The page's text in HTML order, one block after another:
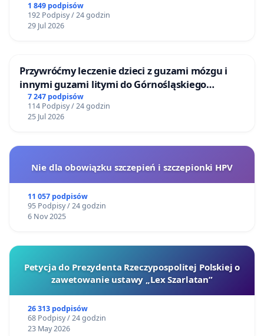
1 849 podpisów
192 Podpisy / 24 godzin
29 Jul 2026
Przywróćmy leczenie dzieci z guzami mózgu i
innymi guzami litymi do Górnośląskiego
Centrum Zdrowia Dziecka w Katowicach
7 247 podpisów
114 Podpisy / 24 godzin
25 Jul 2026
Nie dla obowiązku szczepień i szczepionki HPV
11 057 podpisów
95 Podpisy / 24 godzin
6 Nov 2025
Petycja do Prezydenta Rzeczypospolitej Polskiej o
zawetowanie ustawy „Lex Szarlatan”
26 313 podpisów
68 Podpisy / 24 godzin
23 May 2026